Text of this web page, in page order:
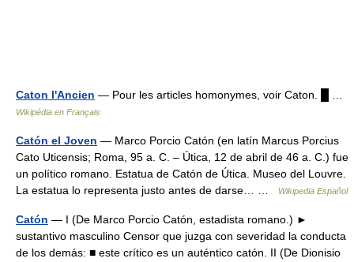
Caton l'Ancien — Pour les articles homonymes, voir Caton. █ …
Wikipédia en Français
Catón el Joven — Marco Porcio Catón (en latín Marcus Porcius
Cato Uticensis; Roma, 95 a. C. – Útica, 12 de abril de 46 a. C.) fue
un político romano. Estatua de Catón de Útica. Museo del Louvre.
La estatua lo representa justo antes de darse… …
Wikipedia Español
Catón — I (De Marco Porcio Catón, estadista romano.) ►
sustantivo masculino Censor que juzga con severidad la conducta
de los demás: ■ este crítico es un auténtico catón. II (De Dionisio